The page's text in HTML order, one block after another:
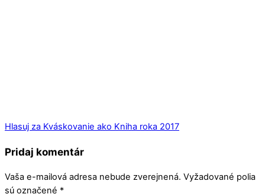
Hlasuj za Kváskovanie ako Kniha roka 2017
Pridaj komentár
Vaša e-mailová adresa nebude zverejnená. Vyžadované polia
sú označené *